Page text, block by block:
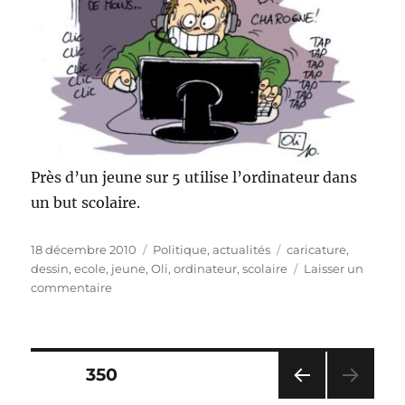
Près d’un jeune sur 5 utilise l’ordinateur dans
un but scolaire.
Publié
le
18 décembre 2010 Catégories
Politique, actualités Étiquettes
caricature,
dessin,ecole, jeune,Oli,ordinateur,scolaire
Laisser un
commentairesur
Pagination
PAGE350